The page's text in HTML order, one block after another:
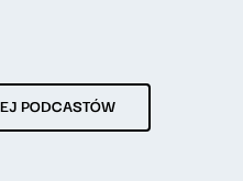
PODCASTÓW